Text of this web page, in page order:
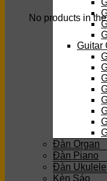
No products in
Guitar
Đàn Organ
Đàn Piano
Đàn Ukulele
Kèn Sáo